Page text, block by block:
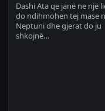
Dashi Ata qe janë ne një
do ndihmohen tej mase
Neptuni dhe gjerat do ju
shkojnë…